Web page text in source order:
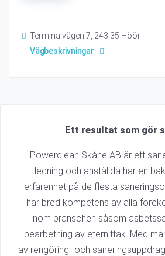
Ett resultat som gör
Powerclean Skåne AB är ett
ledning och anställda har en
erfarenhet på de flesta
har bred kompetens av alla
inom branschen såsom
bearbetning av eternittak. Med
av rengöring- och
Terminalvägen 7, 243 35 Höör
Vägbeskrivningar